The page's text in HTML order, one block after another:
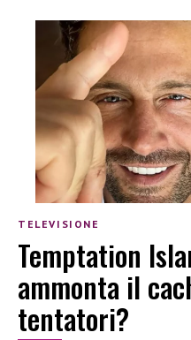
TELEVISIONE
Temptation
ammonta il
tentatori?